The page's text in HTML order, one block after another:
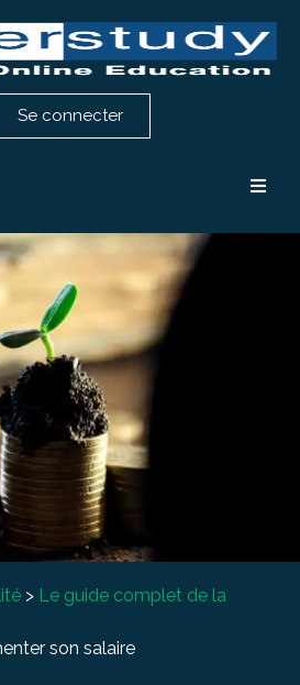
Se connecter
> Le guide complet de la
son salaire